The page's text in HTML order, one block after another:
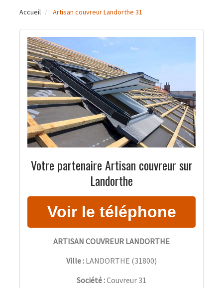
Accueil Artisan couvreur Landorthe 31
Votre partenaire Artisan couvreur sur
Landorthe
ARTISAN COUVREUR LANDORTHE
Ville : LANDORTHE (31800)
Société :Couvreur 31